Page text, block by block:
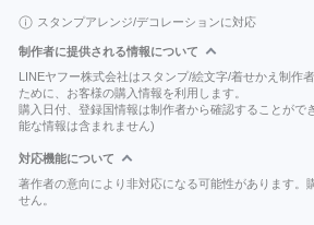
スタンプアレンジ/デコレーションに対応
制作者に提供される情報について
LINEヤフー株式会社はスタンプ/絵文字/着せかえ制作
ために、お客様の購入情報を利用します。
購入日付、登録国情報は制作者から確認することがで
能な情報は含まれません)
対応機能について
著作者の意向により非対応になる可能性があります。
せん。